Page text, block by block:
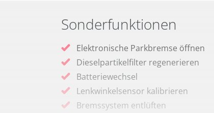
Sonderfunktionen
Elektronische Parkbremse öffnen
Dieselpartikelfilter regenerieren
Batteriewechsel
Lenkwinkelsensor kalibrieren
Bremssystem entlüften